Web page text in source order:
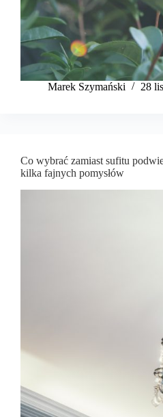
Marek Szymański​ 28
Co wybrać zamiast sufitu
kilka fajnych pomysłów